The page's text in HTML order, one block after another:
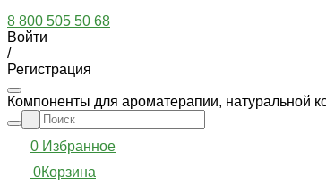
8 800 505 50 68
Войти
/
Регистрация
Компоненты для ароматерапии, натуральной
0 Избранное
0Корзина